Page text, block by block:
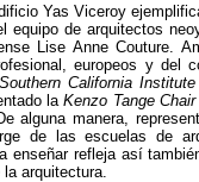
Yas Viceroy
equipo de arquitectos
Lise Anne Couture.
europeos y del
Southern California
laKenzo Tange
alguna manera,
de las escuelas de
enseñar refleja así
arquitectura.